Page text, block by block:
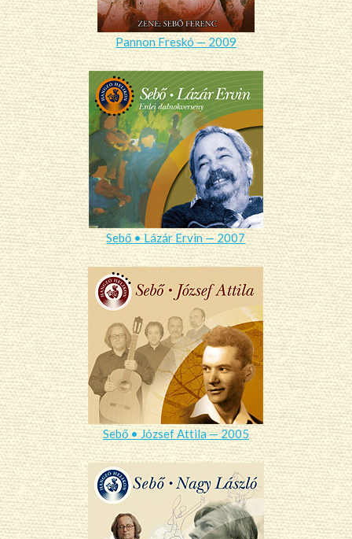
Pannon Freskó — 2009
Sebő • Lázár Ervin — 2007
Sebő • József Attila — 2005